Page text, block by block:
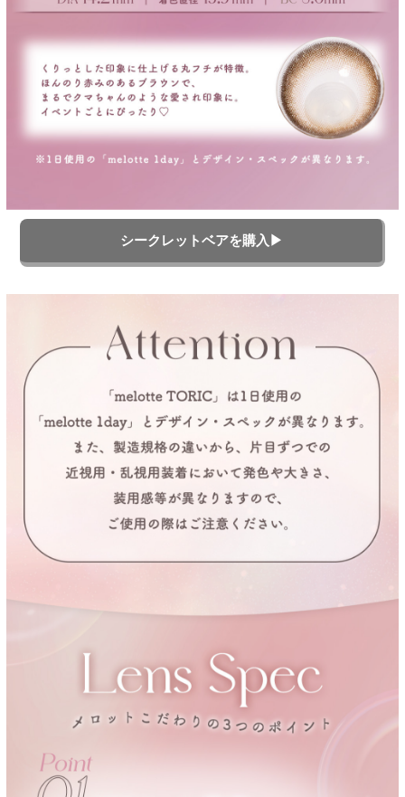
シークレットベアを購入▶